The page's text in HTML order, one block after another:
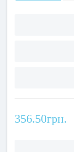
356.50грн.